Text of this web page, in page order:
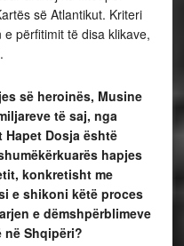
së Atlantikut. Kriteri
përfitimit të disa klikave,
së heroinës, Musine
të saj, nga
Dosja është
hapjes
konkretisht me
e shikoni këtë proces
e dëmshpërblimeve
Shqipëri?